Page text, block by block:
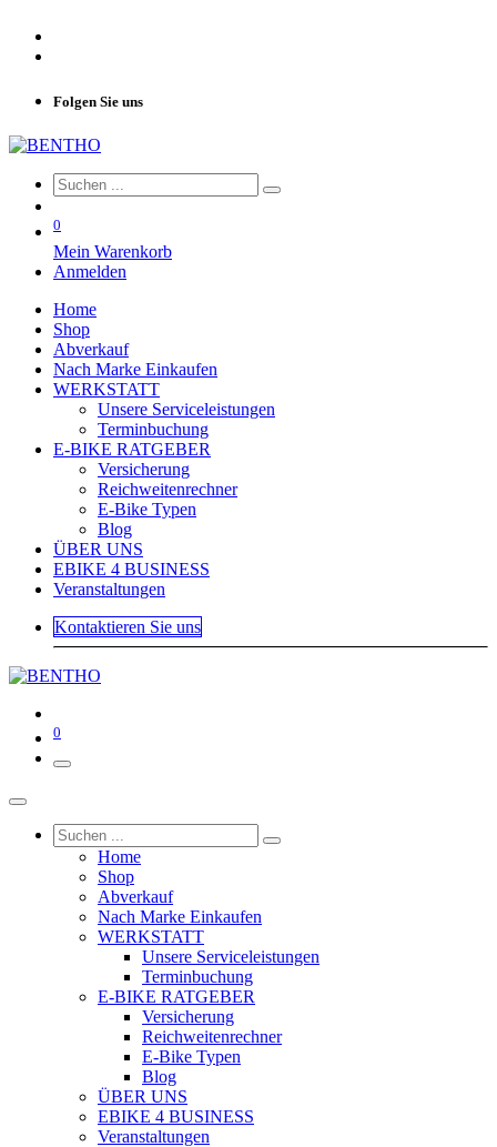
Folgen Sie uns
0
Mein Warenkorb
Anmelden
Home
Shop
Abverkauf
Nach Marke Einkaufen
WERKSTATT
Unsere Serviceleistungen
Terminbuchung
E-BIKE RATGEBER
Versicherung
Reichweitenrechner
E-Bike Typen
Blog
ÜBER UNS
EBIKE 4 BUSINESS
Veranstaltungen
Kontaktieren Sie uns
0
Home
Shop
Abverkauf
Nach Marke Einkaufen
WERKSTATT
Unsere Serviceleistungen
Terminbuchung
E-BIKE RATGEBER
Versicherung
Reichweitenrechner
E-Bike Typen
Blog
ÜBER UNS
EBIKE 4 BUSINESS
Veranstaltungen